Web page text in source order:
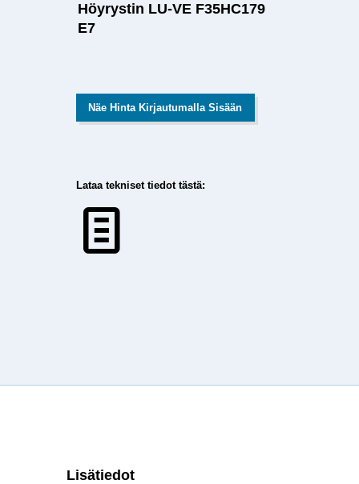
Höyrystin LU-VE F35HC179
E7
Näe Hinta Kirjautumalla Sisään
Lataa tekniset tiedot tästä:
Lisätiedot